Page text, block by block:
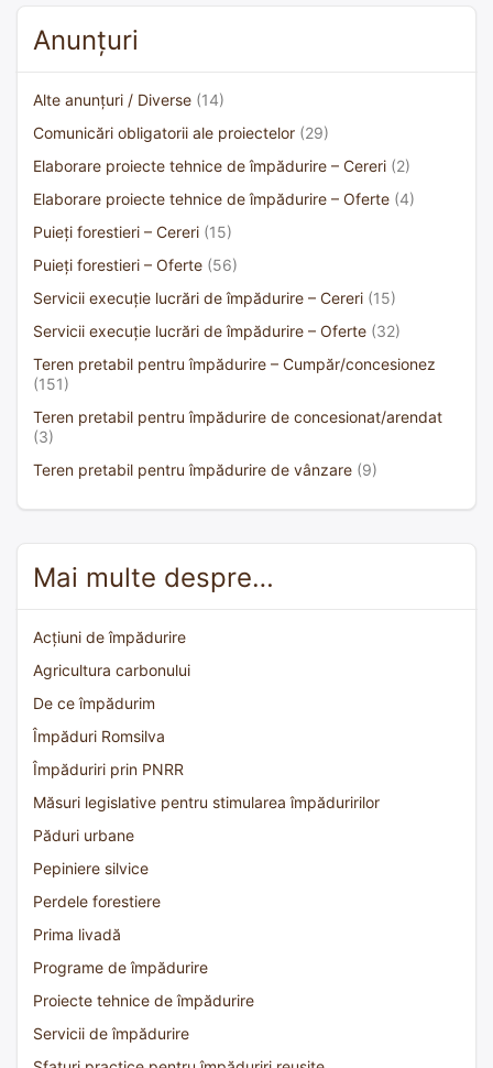
Anunțuri
Alte anunțuri / Diverse (14)
Comunicări obligatorii ale proiectelor (29)
Elaborare proiecte tehnice de împădurire – Cereri (2)
Elaborare proiecte tehnice de împădurire – Oferte (4)
Puieți forestieri – Cereri (15)
Puieți forestieri – Oferte (56)
Servicii execuție lucrări de împădurire – Cereri (15)
Servicii execuție lucrări de împădurire – Oferte (32)
Teren pretabil pentru împădurire – Cumpăr/concesionez
(151)
Teren pretabil pentru împădurire de concesionat/arendat
(3)
Teren pretabil pentru împădurire de vânzare (9)
Mai multe despre…
Acțiuni de împădurire
Agricultura carbonului
De ce împădurim
Împăduri Romsilva
Împăduriri prin PNRR
Măsuri legislative pentru stimularea împăduririlor
Păduri urbane
Pepiniere silvice
Perdele forestiere
Prima livadă
Programe de împădurire
Proiecte tehnice de împădurire
Servicii de împădurire